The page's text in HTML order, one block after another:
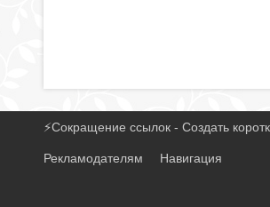
⚡Сокращение ссылок - Создать
Рекламодателям Навигация